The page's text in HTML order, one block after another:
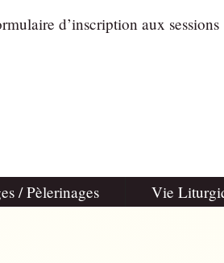
d’inscription aux sessions
/ Pèlerinages Vie